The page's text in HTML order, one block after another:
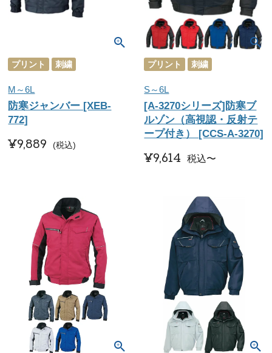
プリント 刺繍
M～6L
防寒ジャンバー [XEB-
772]
¥9,889 税込
プリント 刺繍
S～6L
[A-3270シリーズ]防寒ブ
ルゾン（高視認・反射テ
ープ付き） [CCS-A-3270]
¥9,614 税込〜